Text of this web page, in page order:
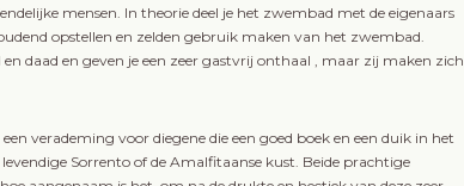
mensen. In theorie deel je het zwembad met de eigenaars
opstellen en zelden gebruik maken van het zwembad.
daad en geven je een zeer gastvrij onthaal , maar zij maken zich
verademing voor diegene die een goed boek en een duik in het
Sorrento of de Amalfitaanse kust. Beide prachtige